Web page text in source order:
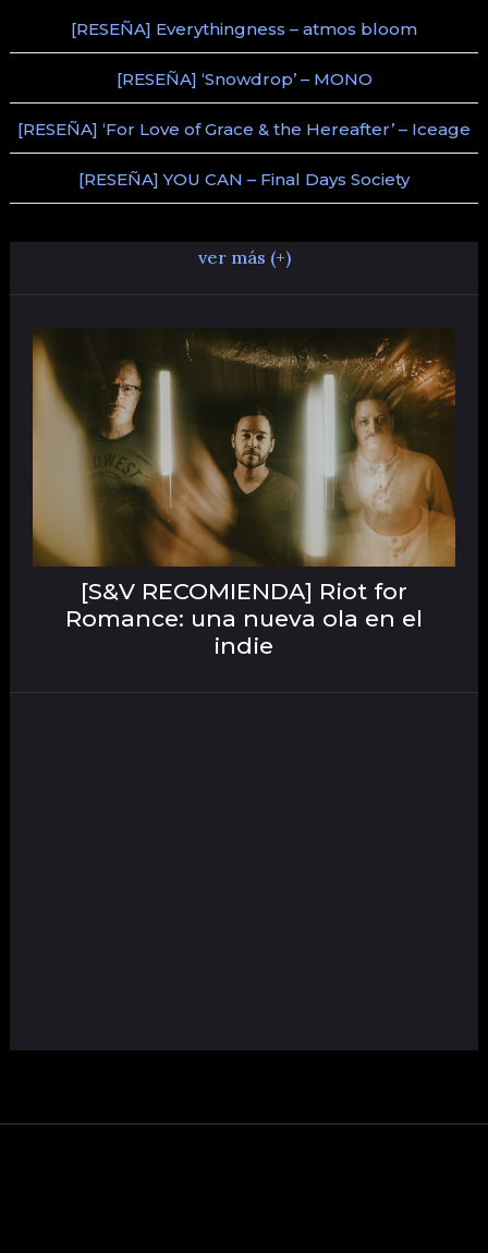
[RESEÑA] Everythingness – atmos bloom
[RESEÑA] ‘Snowdrop’ – MONO
[RESEÑA] ‘For Love of Grace & the Hereafter’ – Iceage
[RESEÑA] YOU CAN – Final Days Society
ver más (+)
[S&V RECOMIENDA] Riot for
Romance: una nueva ola en el
indie